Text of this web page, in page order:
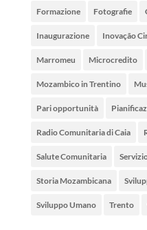
Formazione Fotografie
Inaugurazione Inovação
Marromeu Microcredito
Mozambico in Trentino
Pari opportunità
Radio Comunitaria di Caia
Salute Comunitaria
Storia Mozambicana
Sviluppo Umano Trento